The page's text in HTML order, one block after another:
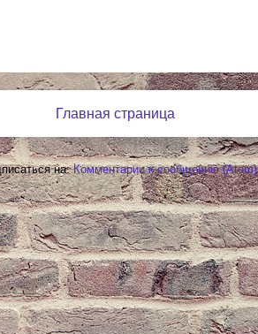
Главная страница
на:Комментарии к сообщению (Atom)